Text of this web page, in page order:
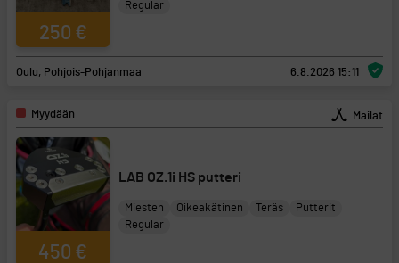
250 €
Regular
Oulu, Pohjois-Pohjanmaa 6.8.2026 15:11
Myydään Mailat
450 €
LAB OZ.1i HS putteri
Miesten Oikeakätinen Teräs
Putterit
Regular